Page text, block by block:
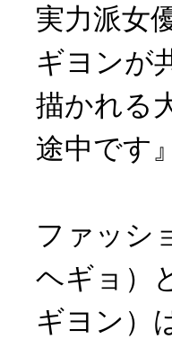
実力派女
ギヨンが
描かれる
途中です
ファッシ
ヘギョ）
ギヨン）